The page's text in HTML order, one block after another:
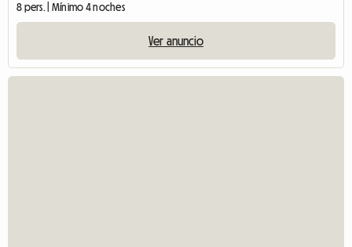
8 pers. | Mínimo 4 noches
Ver anuncio